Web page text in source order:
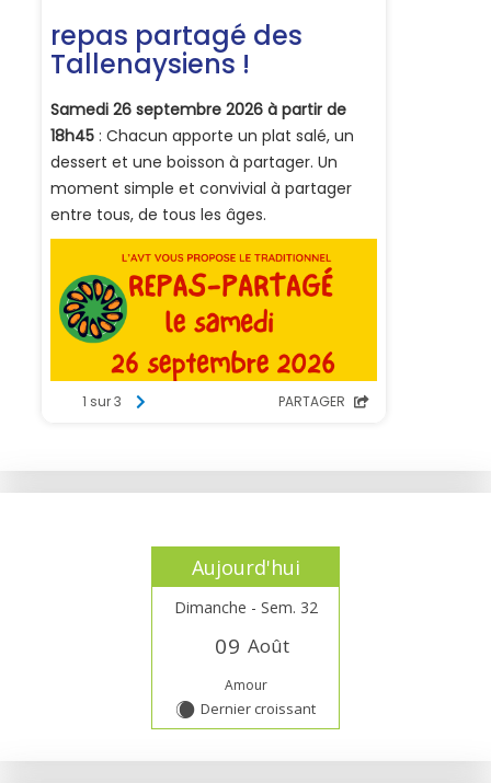
Aujourd'hui
Dimanche - Sem. 32
09 Août
Amour
X Dernier croissant